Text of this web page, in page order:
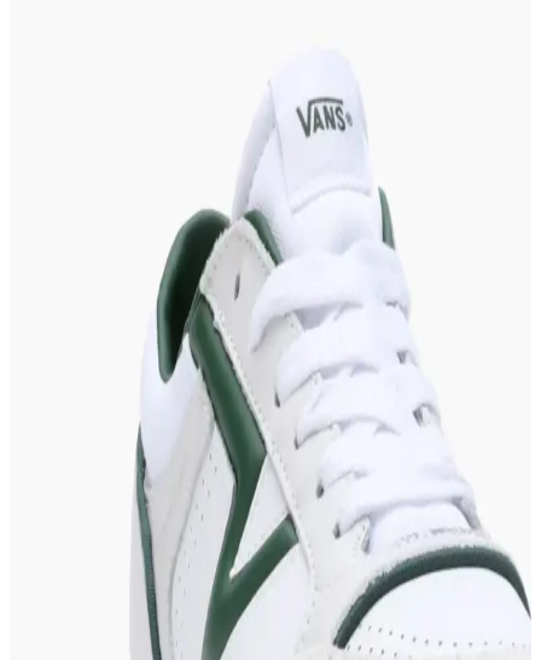
%82 pamuk içeriğiyle nefes alabilir, kaydırmaz yapısı ve şık renk
seçenekleriyle günlük kullanım için ideal olan bu çoraplar, uzun
ömürlü ve rahat bir deneyim sağlar.
Complex Shop'ta Sınırlı Üretim Kolej Ceketleri ve
Complex Shop, sınırlı üretim kolej ceketleri ve özel tasarımlarıyla
rap ve streetwear kültürünü bir araya getiriyor. Sneakers ve
aksesuarlarla uyumlu kombinler sunuyor.
Sky Socks 10 Çift Ekonomik Paket Patik Unisex
Kısa Spor Sneakers Çorap
Sky Socks 10 çift ekonomik paket patik ve spor çoraplar, unisex
tasarımıyla rahatlık ve şıklığı bir arada sunar. Kısa ve spor tarzıyla
günlük kullanım için ideal, uygun fiyatlı ve yüksek kalite seçenekler.
Kot Pantolonlarla En Uyumlu Ayakkabı Türleri ve
Kombinasyon İpuçları
Kot pantolonlarla en uyumlu ayakkabılar botlar, sneakers ve smart
casual modellerdir. Kesim, hava durumu ve kullanım alanına göre
seçim yapılmalı, koşu ayakkabılarından kaçınılmalıdır.